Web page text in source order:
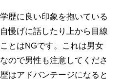
歴に良い印象を抱いている
慢げに話したり上から目線
とはNGです。これは男女
ので男性も注意してくださ
はアドバンテージになると